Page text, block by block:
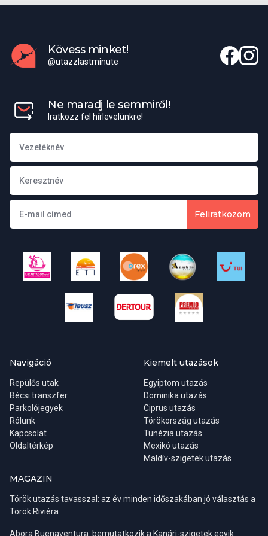
Kövess minket!
@utazzlastminute
Ne maradj le semmiről!
Iratkozz fel hírlevelünkre!
Feliratkozom
Navigáció
Repülős utak
Bécsi transzfer
Parkolójegyek
Rólunk
Kapcsolat
Oldaltérkép
Kiemelt utazások
Egyiptom utazás
Dominika utazás
Ciprus utazás
Törökország utazás
Tunézia utazás
Mexikó utazás
Maldív-szigetek utazás
MAGAZIN
Török utazás tavasszal: az év minden időszakában jó választás a
Török Riviéra
Abora Buenaventura: bemutatkozik a Kanári-szigetek egyik